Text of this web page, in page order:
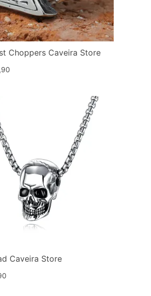
Choppers Caveira Store
Caveira Store